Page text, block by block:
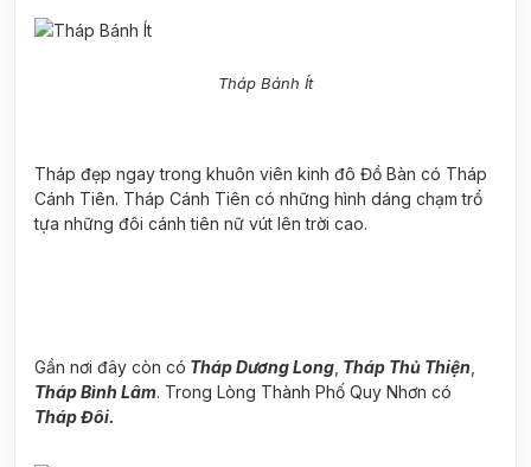
Tháp Bánh Ít
Tháp đẹp ngay trong khuôn viên kinh đô Đồ Bàn có Tháp
Cánh Tiên. Tháp Cánh Tiên có những hình dáng chạm trổ
tựa những đôi cánh tiên nữ vút lên trời cao.
Gần nơi đây còn có Tháp Dương Long Tháp Thủ Thiện
Tháp Bình Lâm. Trong Lòng Thành Phố Quy Nhơn có
Tháp Đôi.